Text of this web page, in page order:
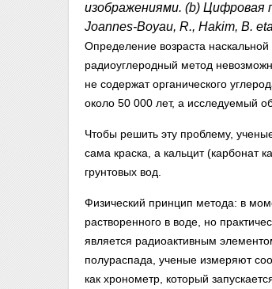
изображениями. (b) Цифровая
Joannes-Boyau, R., Hakim, B.
Определение возраста
радиоуглеродный метод
не содержат органического
около 50 000 лет, а исследуемый
Чтобы решить эту проблему,
сама краска, а кальцит (карбонат
грунтовых вод.
Физический принцип метода: в
растворенного в воде, но
является радиоактивным
полураспада, ученые измеряют
как хронометр, который